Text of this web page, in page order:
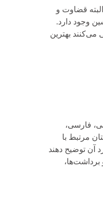
قضاوت و
وجود دارد.
می‌کنند بهترین
فارسی،
مرتبط با
آن توضیح دهند